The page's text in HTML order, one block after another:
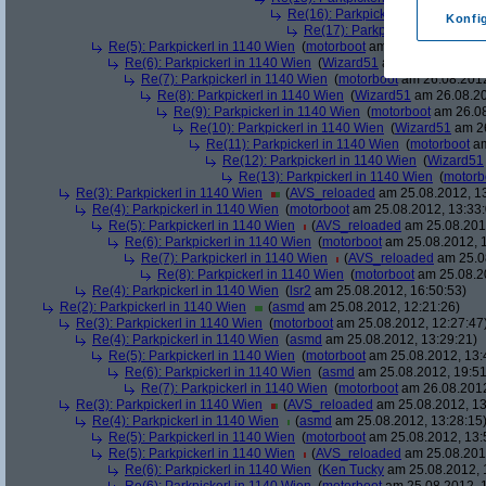
Re(16): Parkpickerl in 1140 Wien
Re(17): Parkpickerl in 1140
Re(5): Parkpickerl in 1140 Wien (motorboot am 26.08.2012,
Re(6): Parkpickerl in 1140 Wien (Wizard51 am 26.08.2012,
Re(7): Parkpickerl in 1140 Wien (motorbootam
Re(8): Parkpickerl in 1140 Wien (Wizard51 am
Re(9): Parkpickerl in 1140 Wien (motorboot am
Re(10): Parkpickerl in 1140 Wien (Wizard51 am
Re(11): Parkpickerl in 1140 Wien (motorboot
Re(12): Parkpickerl in 1140 Wien (Wizard51
Re(13): Parkpickerl in 1140 Wien (
Re(3): Parkpickerl in 1140 Wien
(AVS_reloaded am 25.08.2012,
Re(4): Parkpickerl in 1140 Wien (motorboot am 25.08.2012,
Re(5): Parkpickerl in 1140 Wien
(AVS_reloaded am
Re(6): Parkpickerl in 1140 Wien (motorboot am 25.08.2012,
Re(7): Parkpickerl in 1140 Wien
(AVS_reloaded am
Re(8): Parkpickerl in 1140 Wien (motorboot am
Re(4): Parkpickerl in 1140 Wien ( lsr2 am 25.08.2012, 16:50:53)
Re(2): Parkpickerl in 1140 Wien
(asmd am 25.08.2012, 12:21:26)
Re(3): Parkpickerl in 1140 Wien (motorboot am 25.08.2012, 12:27:47)
Re(4): Parkpickerl in 1140 Wien (asmd am 25.08.2012, 13:29:21)
Re(5): Parkpickerl in 1140 Wien (motorboot am 25.08.2012,
Re(6): Parkpickerl in 1140 Wien (asmd am 25.08.2012,
Re(7): Parkpickerl in 1140 Wien (motorboot am
Re(3): Parkpickerl in 1140 Wien
(AVS_reloaded am 25.08.2012,
Re(4): Parkpickerl in 1140 Wien
(asmd am 25.08.2012, 13:28:15)
Re(5): Parkpickerl in 1140 Wien (motorboot am 25.08.2012,
Re(5): Parkpickerl in 1140 Wien
(AVS_reloaded am
Re(6): Parkpickerl in 1140 Wien (Ken Tucky am 25.08.2012,